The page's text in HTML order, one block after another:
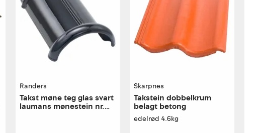
Randers
Takst møne teg glas svart
laumans mønestein nr.
Skarpnes
Takstein dobbelkrum
belagt betong
edelrød 4.6kg